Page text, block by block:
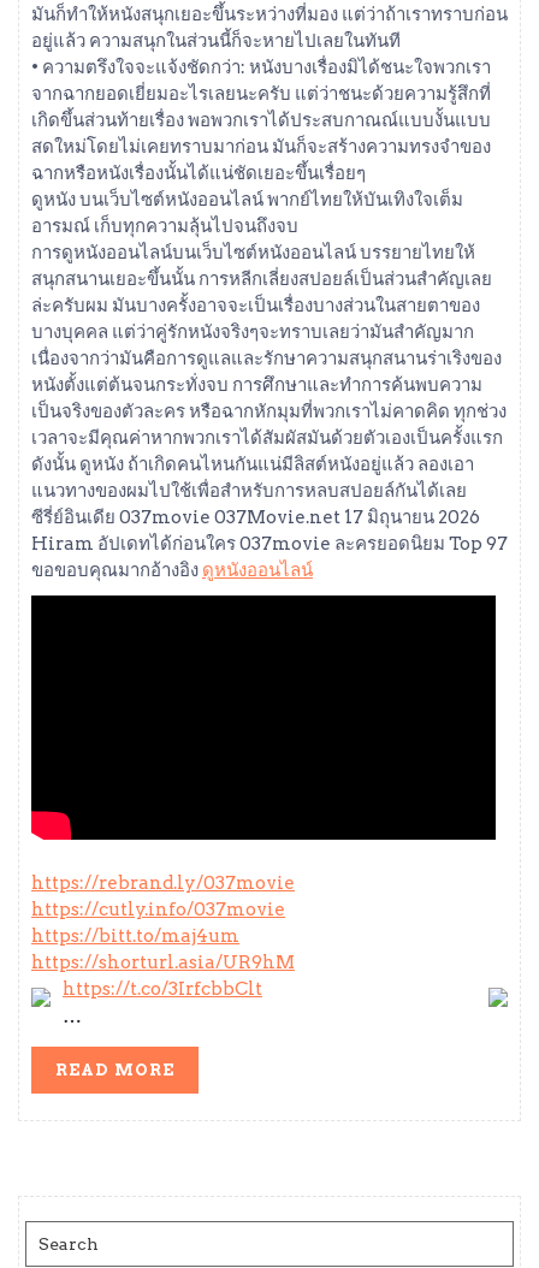
มันก็ทำให้หนังสนุกเยอะขึ้นระหว่างที่มอง แต่ว่าถ้าเราทราบก่อน
อยู่แล้ว ความสนุกในส่วนนี้ก็จะหายไปเลยในทันที
• ความตรึงใจจะแจ้งชัดกว่า: หนังบางเรื่องมิได้ชนะใจพวกเรา
จากฉากยอดเยี่ยมอะไรเลยนะครับ แต่ว่าชนะด้วยความรู้สึกที่
เกิดขึ้นส่วนท้ายเรื่อง พอพวกเราได้ประสบกาณณ์แบบงั้นแบบ
สดใหม่โดยไม่เคยทราบมาก่อน มันก็จะสร้างความทรงจำของ
ฉากหรือหนังเรื่องนั้นได้แน่ชัดเยอะขึ้นเรื่อยๆ
ดูหนัง บนเว็บไซต์หนังออนไลน์ พากย์ไทยให้บันเทิงใจเต็ม
อารมณ์ เก็บทุกความลุ้นไปจนถึงจบ
การดูหนังออนไลน์บนเว็บไซต์หนังออนไลน์ บรรยายไทยให้
สนุกสนานเยอะขึ้นนั้น การหลีกเลี่ยงสปอยล์เป็นส่วนสำคัญเลย
ล่ะครับผม มันบางครั้งอาจจะเป็นเรื่องบางส่วนในสายตาของ
บางบุคคล แต่ว่าคู่รักหนังจริงๆจะทราบเลยว่ามันสำคัญมาก
เนื่องจากว่ามันคือการดูแลและรักษาความสนุกสนานร่าเริงของ
หนังตั้งแต่ต้นจนกระทั่งจบ การศึกษาและทำการค้นพบความ
เป็นจริงของตัวละคร หรือฉากหักมุมที่พวกเราไม่คาดคิด ทุกช่วง
เวลาจะมีคุณค่าหากพวกเราได้สัมผัสมันด้วยตัวเองเป็นครั้งแรก
ดังนั้น ดูหนัง ถ้าเกิดคนไหนกันแน่มีลิสต์หนังอยู่แล้ว ลองเอา
แนวทางของผมไปใช้เพื่อสำหรับการหลบสปอยล์กันได้เลย
ซีรี่ย์อินเดีย 037movie 037Movie.net 17 มิถุนายน 2026
Hiram อัปเดทได้ก่อนใคร 037movie ละครยอดนิยม Top 97
ขอขอบคุณมากอ้างอิง ดูหนังออนไลน์
https://rebrand.ly/037movie
https://cutly.info/037movie
https://bitt.to/maj4um
https://shorturl.asia/UR9hM
https://t.co/3IrfcbbClt
…
READ MORE
Search
for: